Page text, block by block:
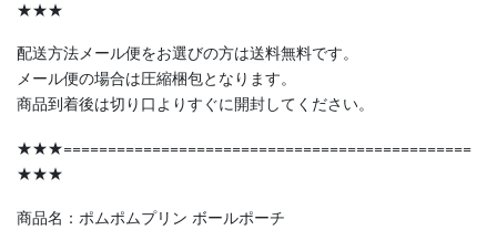
★★★
配送方法メール便をお選びの方は送料無料です。
メール便の場合は圧縮梱包となります。
商品到着後は切り口よりすぐに開封してください。
★★★==============================================
★★★
商品名：ポムポムプリン ボールポーチ